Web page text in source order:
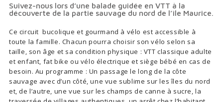
Suivez-nous lors d’une balade guidée en VTT à la
découverte de la partie sauvage du nord de l’île Maurice.
Ce circuit bucolique et gourmand à vélo est accessible à
toute la famille. Chacun pourra choisir son vélo selon sa
taille, son âge et sa condition physique : VTT classique adulte
et enfant, fat bike ou vélo électrique et siège bébé en cas de
besoin. Au programme : Un passage le long de la côte
sauvage avec d’un côté, une vue sublime sur les îles du nord
et, de l’autre, une vue sur les champs de canne à sucre, la